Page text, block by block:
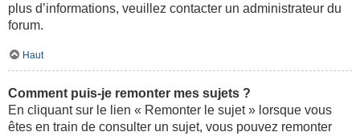
plus d’informations, veuillez contacter un administrateur du
forum.
Haut
Comment puis-je remonter mes sujets ?
En cliquant sur le lien « Remonter le sujet » lorsque vous
êtes en train de consulter un sujet, vous pouvez remonter